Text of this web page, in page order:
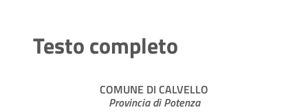
Testo completo
COMUNE DI CALVELLO
Provincia di Potenza